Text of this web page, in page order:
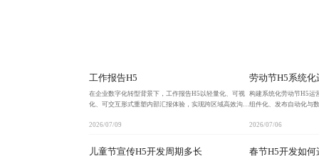
工作报告H5
在企业数字化转型背景下，工作报告H5以轻量化、可视
化、可交互形式重塑内部汇报体验，实现跨区域高效沟通
2026/07/09
劳动节H5系统化
构建系统化劳动节H5运
组件化、发布自动化与
2026/07/06
儿童节宣传H5开发周期多长 春节H5开发如何